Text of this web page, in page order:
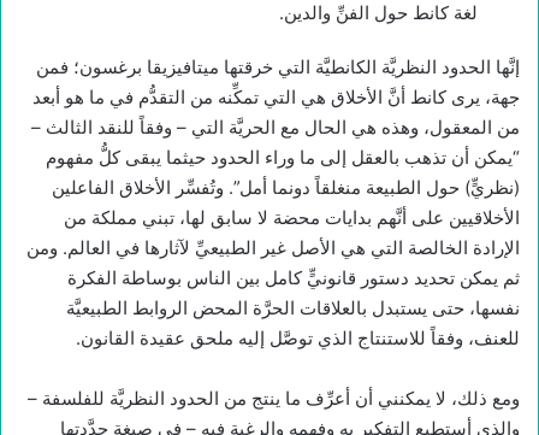
لغة كانط حول الفنِّ والدين.
إنَّها الحدود النظريَّة الكانطيَّة التي خرقتها ميتافيزيقا برغسون؛ فمن
جهة، يرى كانط أنَّ الأخلاق هي التي تمكِّنه من التقدُّم في ما هو أبعد
من المعقول، وهذه هي الحال مع الحريَّة التي – وفقاً للنقد الثالث –
“يمكن أن تذهب بالعقل إلى ما وراء الحدود حيثما يبقى كلُّ مفهوم
(نظريٍّ) حول الطبيعة منغلقاً دونما أمل”. وتُفسِّر الأخلاق الفاعلين
الأخلاقيين على أنَّهم بدايات محضة لا سابق لها، تبني مملكة من
الإرادة الخالصة التي هي الأصل غير الطبيعيِّ لآثارها في العالم. ومن
ثم يمكن تحديد دستور قانونيٍّ كامل بين الناس بوساطة الفكرة
نفسها، حتى يستبدل بالعلاقات الحرَّة المحض الروابط الطبيعيَّة
للعنف، وفقاً للاستنتاج الذي توصَّل إليه ملحق عقيدة القانون.
ومع ذلك، لا يمكنني أن أعرِّف ما ينتج من الحدود النظريَّة للفلسفة –
والذي أستطيع التفكير به وفهمه والرغبة فيه – في صيغة حدَّدتها